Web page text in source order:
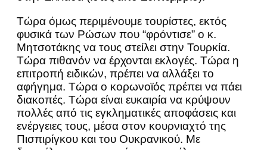
Τώρα όμως περιμένουμε τουρίστες, εκτός
φυσικά των Ρώσων που “φρόντισε” ο κ.
Μητσοτάκης να τους στείλει στην Τουρκία.
Τώρα πιθανόν να έρχονται εκλογές. Τώρα η
επιτροπή ειδικών, πρέπει να αλλάξει το
αφήγημα. Τώρα ο κορωνοϊός πρέπει να πάει
διακοπές. Τώρα είναι ευκαιρία να κρύψουν
πολλές από τις εγκληματικές αποφάσεις και
ενέργειες τους, μέσα στον κουρνιαχτό της
Πισπιρίγκου και του Ουκρανικού. Με